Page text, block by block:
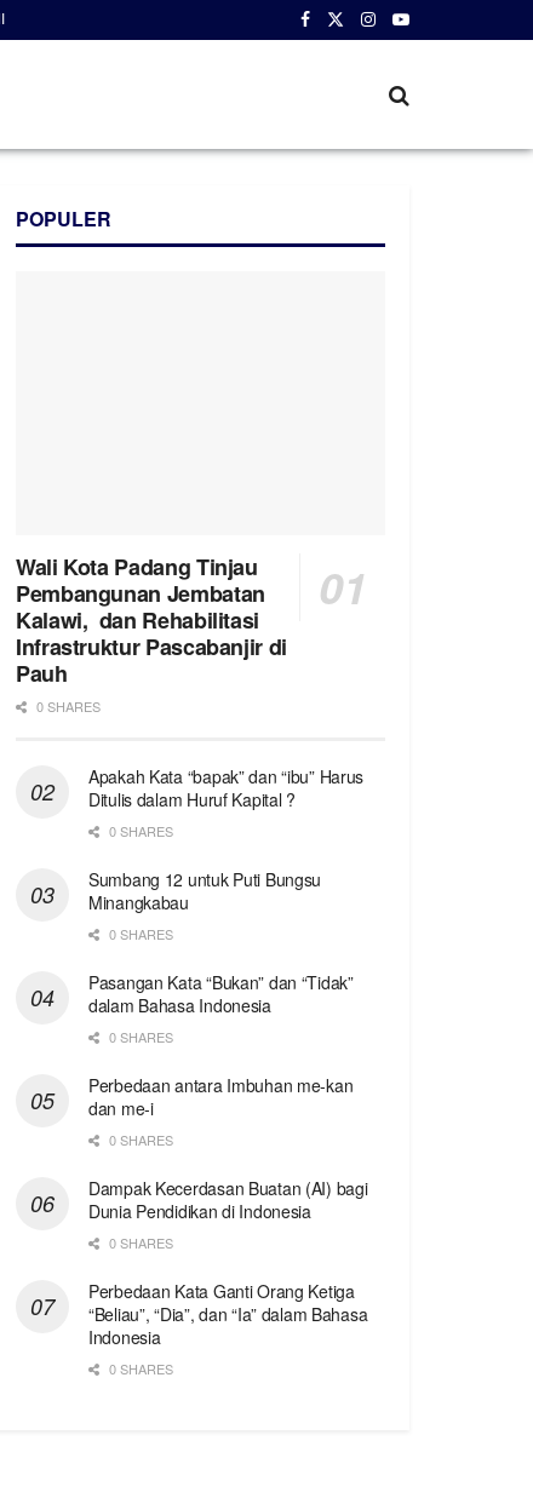
POPULER
Wali Kota Padang Tinjau
Pembangunan Jembatan
Kalawi, dan Rehabilitasi
Infrastruktur Pascabanjir di
Pauh
0 SHARES
Apakah Kata “bapak” dan “ibu” Harus
Ditulis dalam Huruf Kapital ?
0 SHARES
Sumbang 12 untuk Puti Bungsu
Minangkabau
0 SHARES
Pasangan Kata “Bukan” dan “Tidak”
dalam Bahasa Indonesia
0 SHARES
Perbedaan antara Imbuhan me-kan
dan me-i
0 SHARES
Dampak Kecerdasan Buatan (AI) bagi
Dunia Pendidikan di Indonesia
0 SHARES
Perbedaan Kata Ganti Orang Ketiga
“Beliau”, “Dia”, dan “Ia” dalam Bahasa
Indonesia
0 SHARES